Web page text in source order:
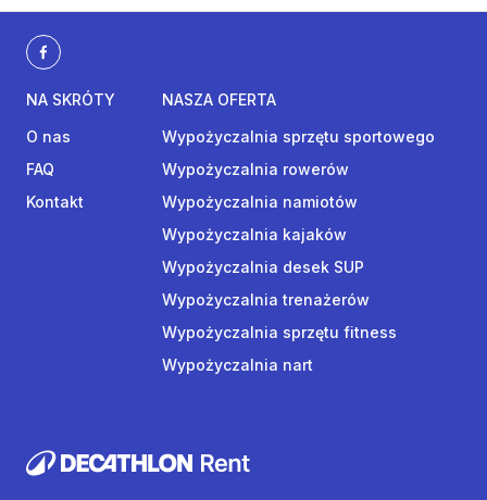
NA SKRÓTY
O nas
FAQ
Kontakt
NASZA OFERTA
Wypożyczalnia sprzętu sportowego
Wypożyczalnia rowerów
Wypożyczalnia namiotów
Wypożyczalnia kajaków
Wypożyczalnia desek SUP
Wypożyczalnia trenażerów
Wypożyczalnia sprzętu fitness
Wypożyczalnia nart